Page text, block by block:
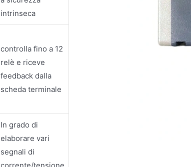
intrinseca
controlla fino a 12
relè e riceve
feedback dalla
scheda terminale
In grado di
elaborare vari
segnali di
corrente/tensione